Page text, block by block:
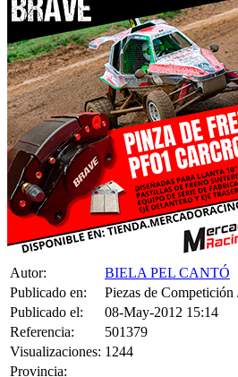
Autor:
BIELA PEL CANTÓ
Publicado en:
Piezas de Competición /
Publicado el:
08-May-2012 15:14
Referencia:
501379
Visualizaciones:
1244
Provincia:
Pais: